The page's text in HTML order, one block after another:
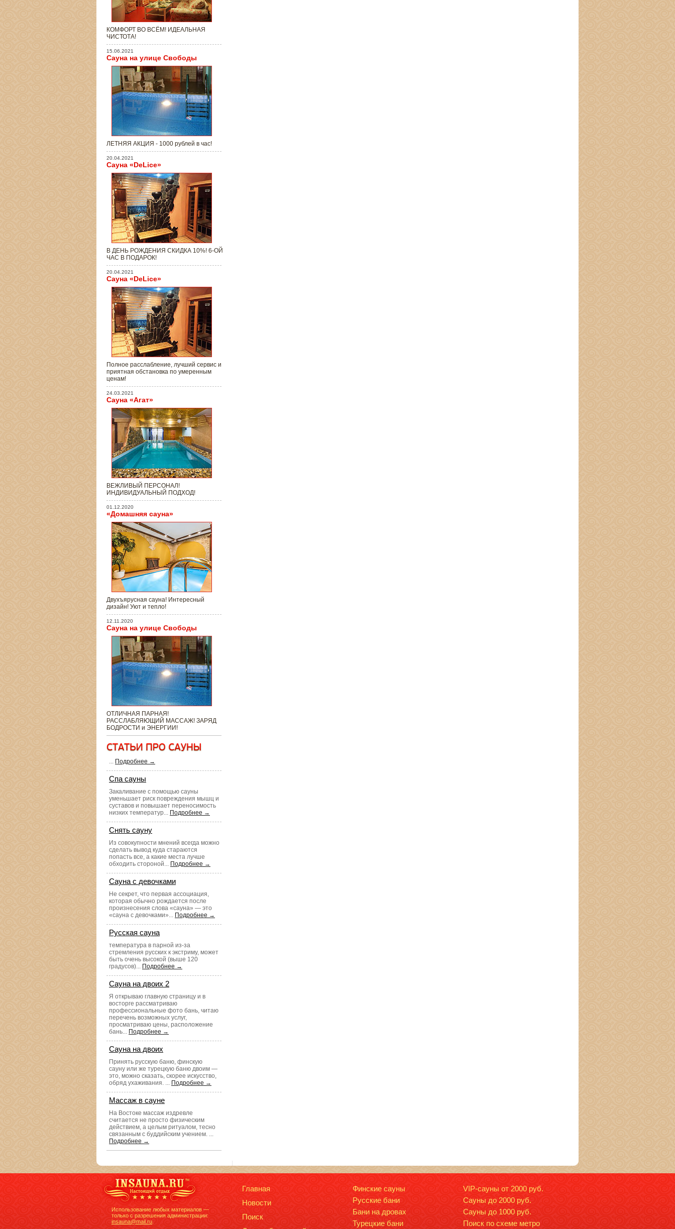
КОМФОРТ ВО ВСЁМ! ИДЕАЛЬНАЯ
ЧИСТОТА!
15.06.2021
Сауна на улице Свободы
ЛЕТНЯЯ АКЦИЯ - 1000 рублей в час!
20.04.2021
Сауна «DeLice»
В ДЕНЬ РОЖДЕНИЯ СКИДКА 10%! 6-ОЙ
ЧАС В ПОДАРОК!
20.04.2021
Сауна «DeLice»
Полное расслабление, лучший сервис и
приятная обстановка по умеренным
ценам!
24.03.2021
Сауна «Агат»
ВЕЖЛИВЫЙ ПЕРСОНАЛ!
ИНДИВИДУАЛЬНЫЙ ПОДХОД!
01.12.2020
«Домашняя сауна»
Двухъярусная сауна! Интересный
дизайн! Уют и тепло!
12.11.2020
Сауна на улице Свободы
ОТЛИЧНАЯ ПАРНАЯ!
РАССЛАБЛЯЮЩИЙ МАССАЖ! ЗАРЯД
БОДРОСТИ и ЭНЕРГИИ!
... Подробнее →
Спа сауны
Закаливание с помощью сауны
уменьшает риск повреждения мышц и
суставов и повышает переносимость
низких температур... Подробнее →
Снять сауну
Из совокупности мнений всегда можно
сделать вывод куда стараются
попасть все, а какие места лучше
обходить стороной... Подробнее →
Сауна с девочками
Не секрет, что первая ассоциация,
которая обычно рождается после
произнесения слова «сауна» — это
«сауна с девочками»... Подробнее →
Русская сауна
температура в парной из-за
стремления русских к экстриму, может
быть очень высокой (выше 120
градусов)... Подробнее →
Сауна на двоих 2
Я открываю главную страницу и в
восторге рассматриваю
профессиональные фото бань, читаю
перечень возможных услуг,
просматриваю цены, расположение
бань... Подробнее →
Сауна на двоих
Принять русскую баню, финскую
сауну или же турецкую баню двоим —
это, можно сказать, скорее искусство,
обряд ухаживания. ... Подробнее →
Массаж в сауне
На Востоке массаж издревле
считается не просто физическим
действием, а целым ритуалом, тесно
связанным с буддийским учением. ...
Подробнее →
Использование любых материалов —
только с разрешения администрации:
insauna@mail.ru
Главная
Новости
Поиск
Финские сауны
Русские бани
Бани на дровах
Турецкие бани
VIP-сауны от 2000 руб.
Сауны до 2000 руб.
Сауны до 1000 руб.
Поиск по схеме метро